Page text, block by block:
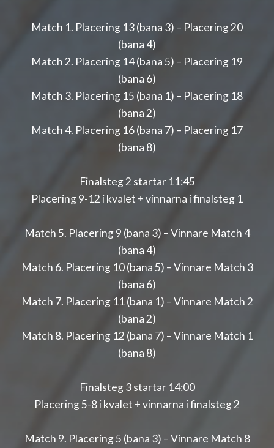
Match 1. Placering 13 (bana 3) – Placering 20
(bana 4)
Match 2. Placering 14 (bana 5) – Placering 19
(bana 6)
Match 3. Placering 15 (bana 1) – Placering 18
(bana 2)
Match 4. Placering 16 (bana 7) – Placering 17
(bana 8)
Finalsteg 2 startar 11:45
Placering 9-12 i kvalet + vinnarna i finalsteg 1
Match 5. Placering 9 (bana 3) – Vinnare Match 4
(bana 4)
Match 6. Placering 10 (bana 5) – Vinnare Match 3
(bana 6)
Match 7. Placering 11 (bana 1) – Vinnare Match 2
(bana 2)
Match 8. Placering 12 (bana 7) – Vinnare Match 1
(bana 8)
Finalsteg 3 startar 14:00
Placering 5-8 i kvalet + vinnarna i finalsteg 2
Match 9. Placering 5 (bana 3) – Vinnare Match 8